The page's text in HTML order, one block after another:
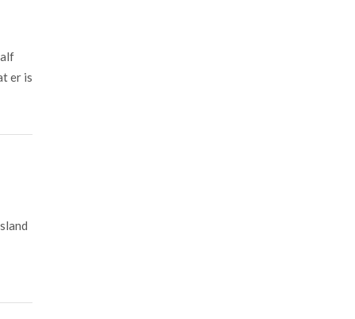
er is